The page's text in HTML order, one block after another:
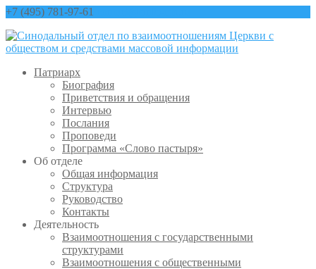
+7 (495) 781-97-61
Патриарх
Биография
Приветствия и обращения
Интервью
Послания
Проповеди
Программа «Слово пастыря»
Об отделе
Общая информация
Структура
Руководство
Контакты
Деятельность
Взаимоотношения с государственными
структурами
Взаимоотношения с общественными